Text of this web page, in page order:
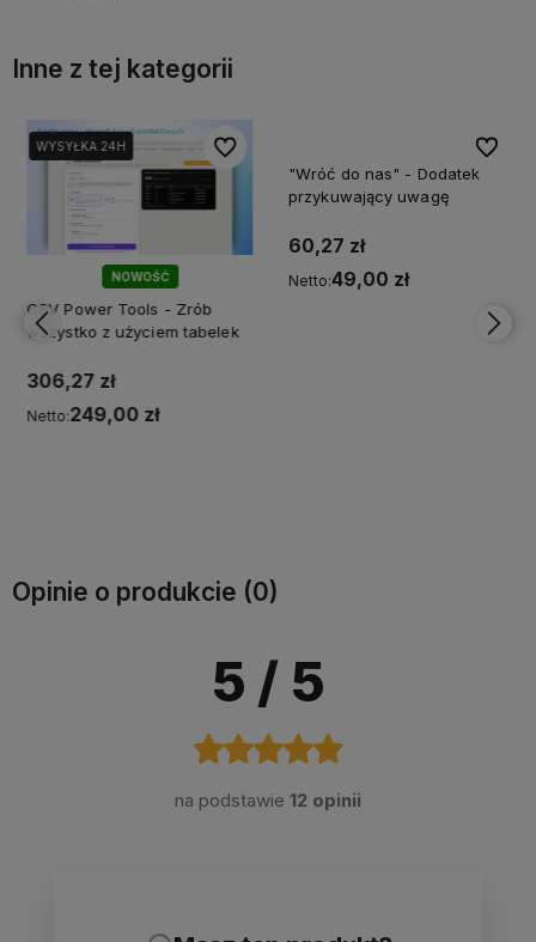
Inne z tej kategorii
NOWOŚĆ
WYSYŁKA 24H
WYSYŁKA 24H
CSV Power Tools - Zrób
wszystko z użyciem tabelek
306,27 zł
Netto:249,00 zł
Do ulubionych
Do ulubionych Do
Do
Opinie o produkcie (0)
5 / 5
na podstawie 12 opinii